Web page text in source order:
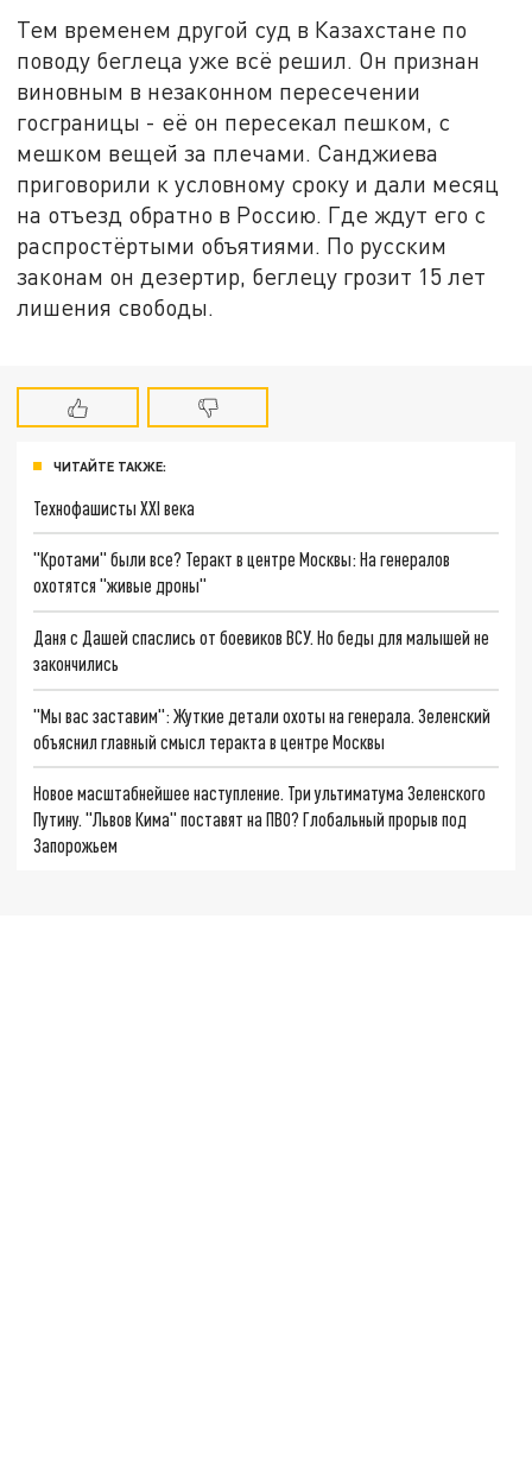
Тем временем другой суд в Казахстане по
поводу беглеца уже всё решил. Он признан
виновным в незаконном пересечении
госграницы - её он пересекал пешком, с
мешком вещей за плечами. Санджиева
приговорили к условному сроку и дали месяц
на отъезд обратно в Россию. Где ждут его с
распростёртыми объятиями. По русским
законам он дезертир, беглецу грозит 15 лет
лишения свободы.
ЧИТАЙТЕ ТАКЖЕ:
Технофашисты XXI века
"Кротами" были все? Теракт в центре Москвы: На генералов
охотятся "живые дроны"
Даня с Дашей спаслись от боевиков ВСУ. Но беды для малышей не
закончились
"Мы вас заставим": Жуткие детали охоты на генерала. Зеленский
объяснил главный смысл теракта в центре Москвы
Новое масштабнейшее наступление. Три ультиматума Зеленского
Путину. "Львов Кима" поставят на ПВО? Глобальный прорыв под
Запорожьем